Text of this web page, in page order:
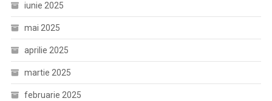
iunie 2025
mai 2025
aprilie 2025
martie 2025
februarie 2025